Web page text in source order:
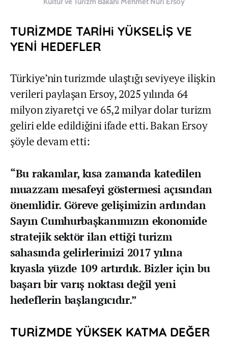
TURİZMDE TARİHi YÜKSELİŞ VE
YENİ HEDEFLER
Türkiye’nin turizmde ulaştığı seviyeye ilişkin
verileri paylaşan Ersoy, 2025 yılında 64
milyon ziyaretçi ve 65,2 milyar dolar turizm
geliri elde edildiğini ifade etti. Bakan Ersoy
şöyle devam etti:
“Bu rakamlar, kısa zamanda katedilen
muazzam mesafeyi göstermesi açısından
önemlidir. Göreve gelişimizin ardından
Sayın Cumhurbaşkanımızın ekonomide
stratejik sektör ilan ettiği turizm
sahasında gelirlerimizi 2017 yılına
kıyasla yüzde 109 artırdık. Bizler için bu
başarı bir varış noktası değil yeni
hedeflerin başlangıcıdır.”
TURİZMDE YÜKSEK KATMA DEĞER